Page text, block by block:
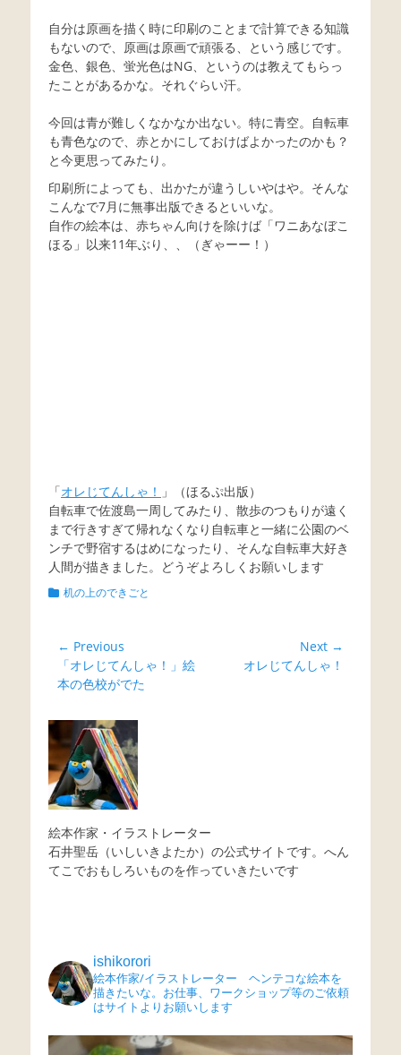
自分は原画を描く時に印刷のことまで計算できる知識
もないので、原画は原画で頑張る、という感じです。
金色、銀色、蛍光色はNG、というのは教えてもらっ
たことがあるかな。それぐらい汗。
今回は青が難しくなかなか出ない。特に青空。自転車
も青色なので、赤とかにしておけばよかったのかも？
と今更思ってみたり。
印刷所によっても、出かたが違うしいやはや。そんな
こんなで7月に無事出版できるといいな。
自作の絵本は、赤ちゃん向けを除けば「ワニあなぼこ
ほる」以来11年ぶり、、（ぎゃーー！）
「オレじてんしゃ！ 」（ほるぷ出版）
自転車で佐渡島一周してみたり、散歩のつもりが遠く
まで行きすぎて帰れなくなり自転車と一緒に公園のベ
ンチで野宿するはめになったり、そんな自転車大好き
人間が描きました。どうぞよろしくお願いします
Categories
机の上のできごと
投
稿
ナ
ビ
ゲ
ー
シ
ョ
ン
← Previous
Previous
post:
「オレじてんしゃ！」絵
本の色校がでた
Next →
オレじてんしゃ！
絵本作家・イラストレーター
石井聖岳（いしいきよたか）の公式サイトです。へん
てこでおもしろいものを作っていきたいです
ishikorori
絵本作家/イラストレーター ヘンテコな絵本を
描きたいな。お仕事、ワークショップ等のご依頼
はサイトよりお願いします